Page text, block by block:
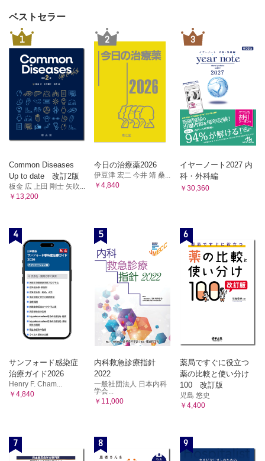
ベストセラー
1
Common Diseases
Up to date 改訂2版
板金 広 上田 剛士 矢吹...
￥13,200
2
今日の治療薬2026
伊豆津 宏二 今井 靖 桑...
￥4,840
3
イヤーノート2027 内
科・外科編
￥30,360
4
サンフォード感染症
治療ガイド2026
Henry F. Cham...
￥4,840
5
内科救急診療指針
2022
一般社団法人 日本内科
学会...
￥11,000
6
薬局ですぐに役立つ
薬の比較と使い分け
100 改訂版
児島 悠史
￥4,400
7 8 9